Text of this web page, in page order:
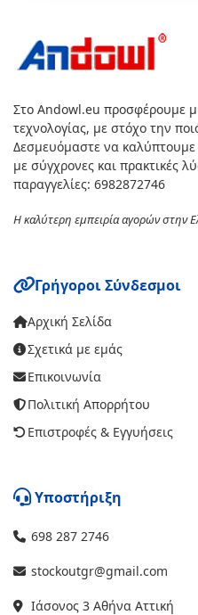
Στο Andowl.eu προσφέρουμε
τεχνολογίας, με στόχο την
Δεσμευόμαστε να
με σύγχρονες και πρακτικές
παραγγελίες: 6982872746
Η καλύτερη εμπειρία αγορών στην
Γρήγοροι Σύνδεσμοι
Αρχική Σελίδα
Σχετικά με εμάς
Επικοινωνία
Πολιτική Απορρήτου
Επιστροφές & Εγγυήσεις
Υποστήριξη
698 287 2746
stockoutgr@gmail.com
Ιάσονος 3 Αθήνα Αττική